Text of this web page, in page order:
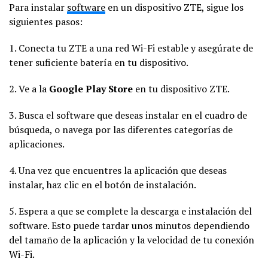
Para instalar software en un dispositivo ZTE, sigue los
siguientes pasos:
1. Conecta tu ZTE a una red Wi-Fi estable y asegúrate de
tener suficiente batería en tu dispositivo.
2. Ve a la Google Play Store en tu dispositivo ZTE.
3. Busca el software que deseas instalar en el cuadro de
búsqueda, o navega por las diferentes categorías de
aplicaciones.
4. Una vez que encuentres la aplicación que deseas
instalar, haz clic en el botón de instalación.
5. Espera a que se complete la descarga e instalación del
software. Esto puede tardar unos minutos dependiendo
del tamaño de la aplicación y la velocidad de tu conexión
Wi-Fi.